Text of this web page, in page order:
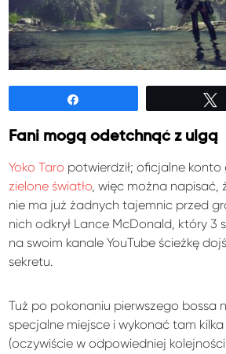
Fani mogą odetchnąć z ulgą
Yoko Taro potwierdził; oficjalne konto
zielone światło, więc można napisać,
nie ma już żadnych tajemnic przed
nich odkrył Lance McDonald, który 3
na swoim kanale YouTube ścieżkę
sekretu.
Tuż po pokonaniu pierwszego bossa
specjalne miejsce i wykonać tam
(oczywiście w odpowiedniej